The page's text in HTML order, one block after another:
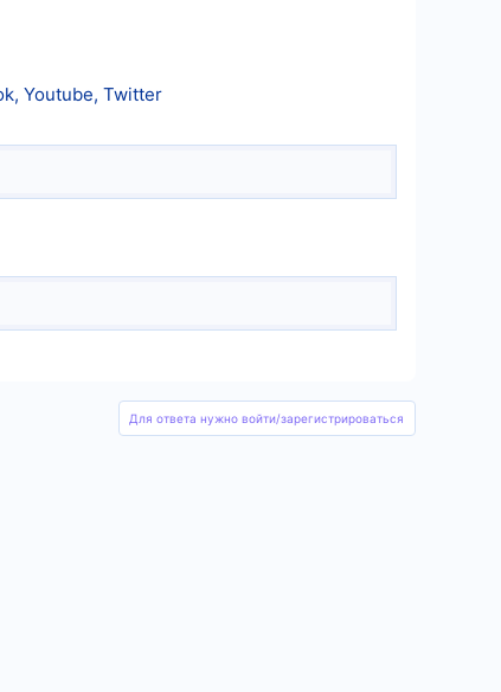
Youtube, Twitter
Для ответа нужно войти/зарегистрироваться